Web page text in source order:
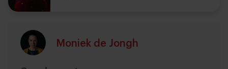
Moniek de Jongh